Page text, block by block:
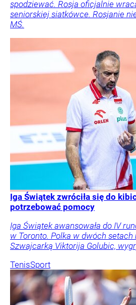
spodziewać. Rosja oficjalnie
seniorskiej siatkówce. Rosjanie
MŚ.
Iga Świątek zwróciła się do
potrzebować pomocy
Iga Świątek awansowała do IV
w Toronto. Polka w dwóch setach
Szwajcarką Viktorija Golubic,
TenisSport